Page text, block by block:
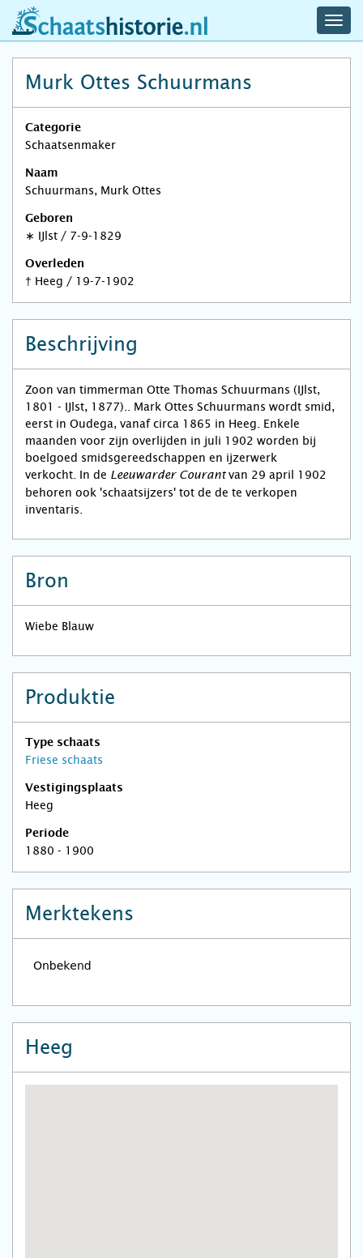
schaatshistorie.nl
Murk Ottes Schuurmans
Categorie
Schaatsenmaker
Naam
Schuurmans, Murk Ottes
Geboren
∗ IJlst / 7-9-1829
Overleden
† Heeg / 19-7-1902
Beschrijving
Zoon van timmerman Otte Thomas Schuurmans (IJlst,
1801 - IJlst, 1877).. Mark Ottes Schuurmans wordt smid,
eerst in Oudega, vanaf circa 1865 in Heeg. Enkele
maanden voor zijn overlijden in juli 1902 worden bij
boelgoed smidsgereedschappen en ijzerwerk
verkocht. In de Leeuwarder Courant van 29 april 1902
behoren ook 'schaatsijzers' tot de de te verkopen
inventaris.
Bron
Wiebe Blauw
Produktie
Type schaats
Friese schaats
Vestigingsplaats
Heeg
Periode
1880 - 1900
Merktekens
Heeg